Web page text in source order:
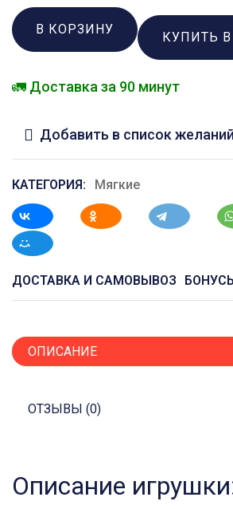
В КОРЗИНУ
КУПИТЬ
🚛 Доставка за 90 минут
Добавить в список желаний
КАТЕГОРИЯ: Мягкие
ДОСТАВКА И САМОВЫВОЗ
ОПИСАНИЕ
ОТЗЫВЫ (0)
Описание